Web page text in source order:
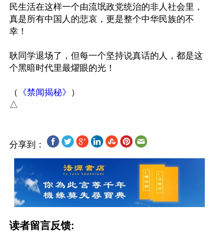
民生活在这样一个由流氓政党统治的非人社会里，
真是所有中国人的悲哀，更是整个中华民族的不
幸！
耿同学退场了，但每一个坚持说真话的人，都是这
个黑暗时代里最燿眼的光！
（ 《禁闻揭秘》
）
分享到：
读者留言反馈: